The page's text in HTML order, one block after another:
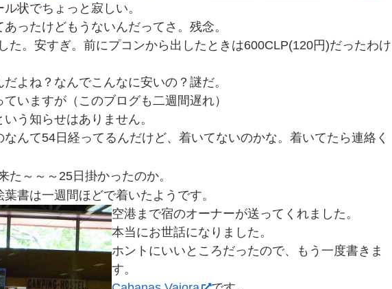
状でちょっと寂しい。
ったけどもうないんだってさ。残念。
た。安すぎ。前にプコンから出したときは600CLP(120円)だったわけ
よね？なんでこんなに安いの？謎だ。
いますが（このブログも二週間遅れ）
う知らせはありません。
んて54日経ってるんだけど、着いてないのかな。着いてたら連絡く
～～～25日掛かったのか。
書は一週間ほどで着いたようです。
空港まで宿のオーナーが送ってくれました。
本当にお世話になりました。
ホントにいいところだったので、もう一度書きま
す。